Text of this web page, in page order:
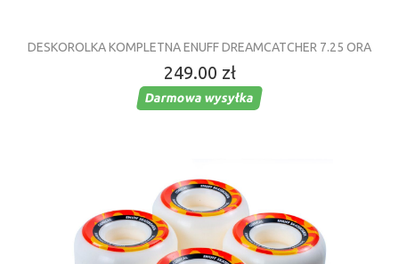
DESKOROLKA KOMPLETNA ENUFF DREAMCATCHER 7.25 ORA
249.00 zł
Darmowa wysyłka